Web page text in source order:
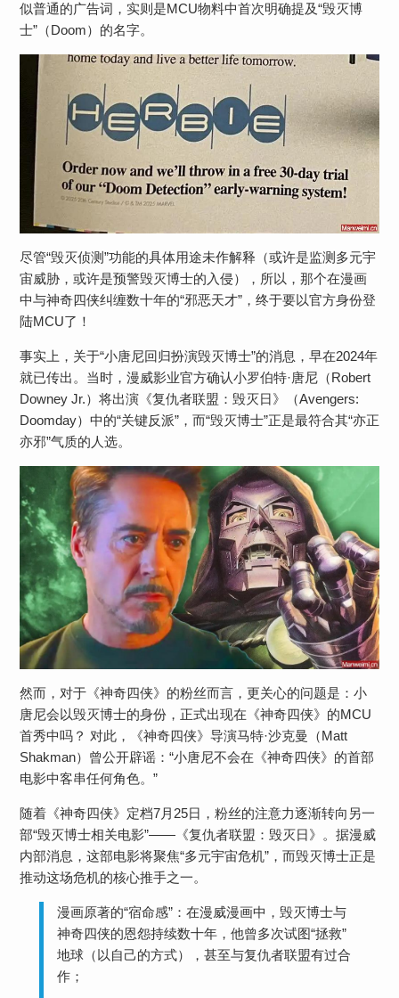
似普通的广告词，实则是MCU物料中​​首次明确提及“毁灭博
士”（Doom）的名字​​。
尽管“毁灭侦测”功能的具体用途未作解释（或许是监测多元宇
宙威胁，或许是预警毁灭博士的入侵），所以，​​那个在漫画
中与神奇四侠纠缠数十年的“邪恶天才”，终于要以官方身份登
陆MCU了！​​
事实上，关于“小唐尼回归扮演毁灭博士”的消息，早在2024年
就已传出。当时，漫威影业官方确认小罗伯特·唐尼（Robert
Downey Jr.）将出演《复仇者联盟：毁灭日》（Avengers:
Doomday）中的“关键反派”，而“毁灭博士”正是最符合其“亦正
亦邪”气质的人选。
然而，对于《神奇四侠》的粉丝而言，更关心的问题是：​​小
唐尼会以毁灭博士的身份，正式出现在《神奇四侠》的MCU
首秀中吗？​​ 对此，《神奇四侠》导演马特·沙克曼（Matt
Shakman）曾公开辟谣：“小唐尼不会在《神奇四侠》的首部
电影中客串任何角色。”
随着《神奇四侠》定档7月25日，粉丝的注意力逐渐转向另一
部“毁灭博士相关电影”——《复仇者联盟：毁灭日》。据漫威
内部消息，这部电影将聚焦“多元宇宙危机”，而毁灭博士正是
推动这场危机的核心推手之一。
​​漫画原著的“宿命感”​​：在漫威漫画中，毁灭博士与
神奇四侠的恩怨持续数十年，他曾多次试图“拯救”
地球（以自己的方式），甚至与复仇者联盟有过合
作；